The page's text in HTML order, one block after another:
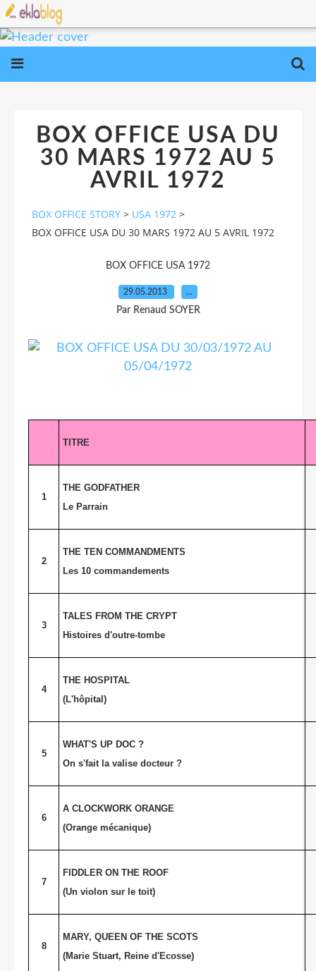
BOX OFFICE USA DU
30 MARS 1972 AU 5
AVRIL 1972
BOX OFFICE STORY > USA 1972 >
BOX OFFICE USA DU 30 MARS 1972 AU 5 AVRIL 1972
BOX OFFICE USA 1972
29.05.2013 …
Par Renaud SOYER
TITRE
1
THE GODFATHER
Le Parrain
2
THE TEN COMMANDMENTS
Les 10 commandements
3
TALES FROM THE CRYPT
Histoires d'outre-tombe
4
THE HOSPITAL
(L'hôpital)
5
WHAT'S UP DOC ?
On s'fait la valise docteur ?
6
A CLOCKWORK ORANGE
(Orange mécanique)
7
FIDDLER ON THE ROOF
(Un violon sur le toit)
8
MARY, QUEEN OF THE SCOTS
(Marie Stuart, Reine d'Ecosse)